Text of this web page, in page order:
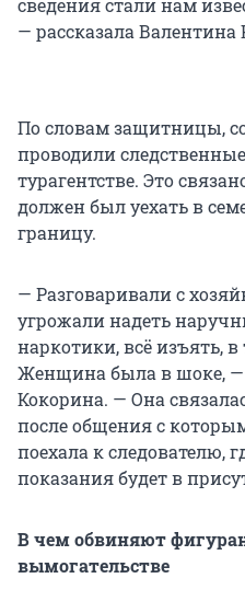
сведения стали нам
— рассказала Валентина
По словам защитницы,
проводили
турагентстве. Это
должен был уехать в
границу.
— Разговаривали с
угрожали надеть
наркотики, всё изъять,
Женщина была в шоке, —
Кокорина. — Она
после общения с
поехала к следователю,
показания будет в
В чем обвиняют
вымогательстве